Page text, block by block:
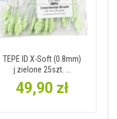
TEPE ID X-Soft (0.8mm)
j.zielone 25szt. ...
49,90 zł